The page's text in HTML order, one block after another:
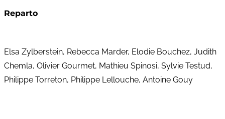
Reparto
Elsa Zylberstein, Rebecca Marder, Elodie Bouchez, Judith
Chemla, Olivier Gourmet, Mathieu Spinosi, Sylvie Testud,
Philippe Torreton, Philippe Lellouche, Antoine Gouy